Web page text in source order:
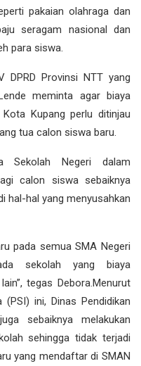
pakaian olahraga dan
seragam nasional dan
para siswa.
DPRD Provinsi NTT yang
meminta agar biaya
Kupang perlu ditinjau
tua calon siswa baru.
Sekolah Negeri dalam
calon siswa sebaiknya
hal-hal yang menyusahkan
pada semua SMA Negeri
sekolah yang biaya
tegas Debora.Menurut
ini, Dinas Pendidikan
sebaiknya melakukan
sehingga tidak terjadi
yang mendaftar di SMAN